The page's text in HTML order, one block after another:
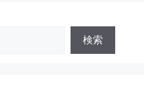
検索